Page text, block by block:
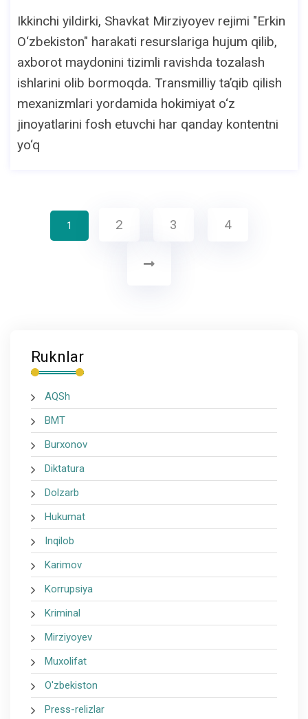
Ikkinchi yildirki, Shavkat Mirziyoyev rejimi "Erkin
O‘zbekiston" harakati resurslariga hujum qilib,
axborot maydonini tizimli ravishda tozalash
ishlarini olib bormoqda. Transmilliy ta’qib qilish
mexanizmlari yordamida hokimiyat o‘z
jinoyatlarini fosh etuvchi har qanday kontentni
yo‘q
1 2 3 4
Ruknlar
AQSh
BMT
Burxonov
Diktatura
Dolzarb
Hukumat
Inqilob
Karimov
Korrupsiya
Kriminal
Mirziyoyev
Muxolifat
O'zbekiston
Press-relizlar